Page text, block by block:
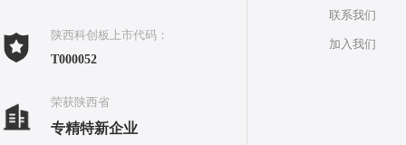
陕西科创板上市代码：
T000052
荣获陕西省
专精特新企业
联系我们
加入我们